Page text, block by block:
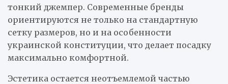
тонкий джемпер. Современные бренды
ориентируются не только на стандартную
сетку размеров, но и на особенности
украинской конституции, что делает посадку
максимально комфортной.
Эстетика остается неотъемлемой частью